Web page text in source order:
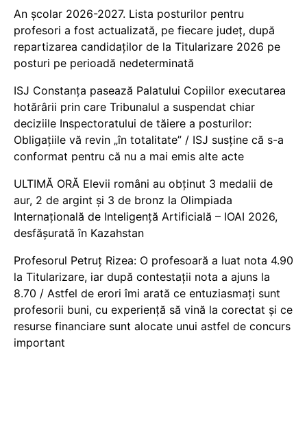
An școlar 2026-2027. Lista posturilor pentru
profesori a fost actualizată, pe fiecare județ, după
repartizarea candidaților de la Titularizare 2026 pe
posturi pe perioadă nedeterminată
ISJ Constanța pasează Palatului Copiilor executarea
hotărârii prin care Tribunalul a suspendat chiar
deciziile Inspectoratului de tăiere a posturilor:
Obligațiile vă revin „în totalitate” / ISJ susține că s-a
conformat pentru că nu a mai emis alte acte
ULTIMĂ ORĂ Elevii români au obținut 3 medalii de
aur, 2 de argint și 3 de bronz la Olimpiada
Internațională de Inteligență Artificială – IOAI 2026,
desfășurată în Kazahstan
Profesorul Petruț Rizea: O profesoară a luat nota 4.90
la Titularizare, iar după contestații nota a ajuns la
8.70 / Astfel de erori îmi arată ce entuziasmați sunt
profesorii buni, cu experiență să vină la corectat și ce
resurse financiare sunt alocate unui astfel de concurs
important